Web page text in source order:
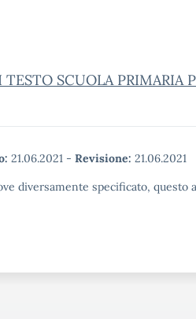
TESTO SCUOLA PRIMARIA
21.06.2021 - Revisione: 21.06.2021
diversamente specificato,